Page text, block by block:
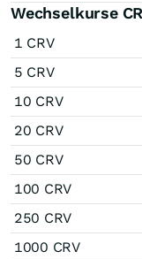
Wechselkurse
1 CRV
5 CRV
10 CRV
20 CRV
50 CRV
100 CRV
250 CRV
1000 CRV